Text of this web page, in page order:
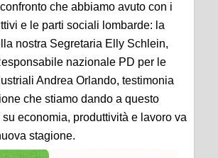
che abbiamo avuto con i
e le parti sociali lombarde: la
nostra Segretaria Elly Schlein,
nazionale PD per le
Andrea Orlando, testimonia
che stiamo dando a questo
economia, produttività e lavoro va
stagione.